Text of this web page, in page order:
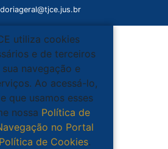
utiliza cookies
e de terceiros
navegação e
Ao acessá-lo,
que usamos esses
nossa Política de
no Portal
Política de Cookies.